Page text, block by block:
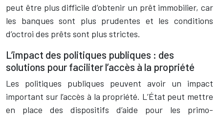
peut être plus difficile d’obtenir un prêt immobilier, car
les banques sont plus prudentes et les conditions
d’octroi des prêts sont plus strictes.
L’impact des politiques publiques : des
solutions pour faciliter l’accès à la propriété
Les politiques publiques peuvent avoir un impact
important sur l’accès à la propriété. L’État peut mettre
en place des dispositifs d’aide pour les primo-